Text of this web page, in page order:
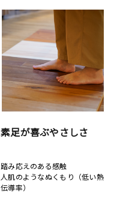
素足が喜ぶやさしさ
踏み応えのある感触
人肌のようなぬくもり（低い熱
伝導率）